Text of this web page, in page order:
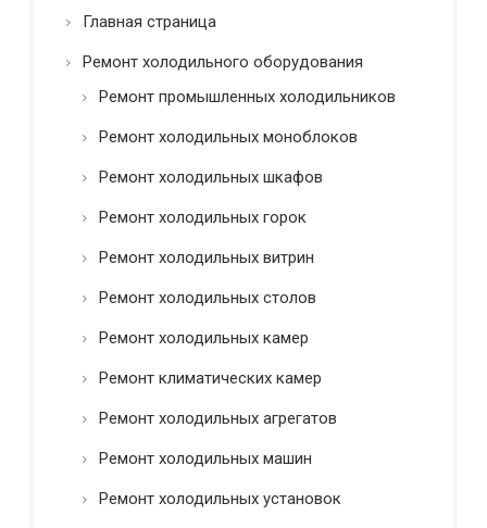
е
о
т
*
Главная страница
Ремонт холодильного оборудования
Ремонт промышленных холодильников
Ремонт холодильных моноблоков
Ремонт холодильных шкафов
Ремонт холодильных горок
Ремонт холодильных витрин
Ремонт холодильных столов
Ремонт холодильных камер
Ремонт климатических камер
Ремонт холодильных агрегатов
Ремонт холодильных машин
Ремонт холодильных установок